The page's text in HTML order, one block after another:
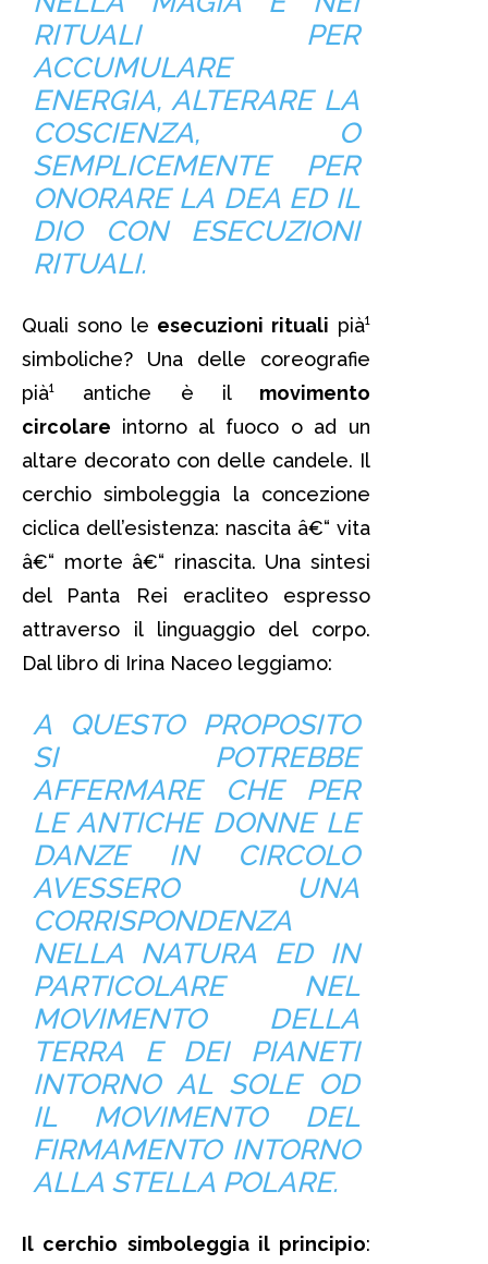
RITUALI PER
ACCUMULARE
ENERGIA, ALTERARE LA
COSCIENZA, O
SEMPLICEMENTE PER
ONORARE LA DEA ED IL
DIO CON ESECUZIONI
RITUALI.
Quali sono le esecuzioni rituali pià¹
simboliche? Una delle coreografie
pià¹ antiche è il movimento
circolare intorno al fuoco o ad un
altare decorato con delle candele. Il
cerchio simboleggia la concezione
ciclica dell’esistenza: nascita â€“ vita
â€“ morte â€“ rinascita. Una sintesi
del Panta Rei eracliteo espresso
attraverso il linguaggio del corpo.
Dal libro di Irina Naceo leggiamo:
A QUESTO PROPOSITO
SI POTREBBE
AFFERMARE CHE PER
LE ANTICHE DONNE LE
DANZE IN CIRCOLO
AVESSERO UNA
CORRISPONDENZA
NELLA NATURA ED IN
PARTICOLARE NEL
MOVIMENTO DELLA
TERRA E DEI PIANETI
INTORNO AL SOLE OD
IL MOVIMENTO DEL
FIRMAMENTO INTORNO
ALLA STELLA POLARE.
Il cerchio simboleggia il principio: